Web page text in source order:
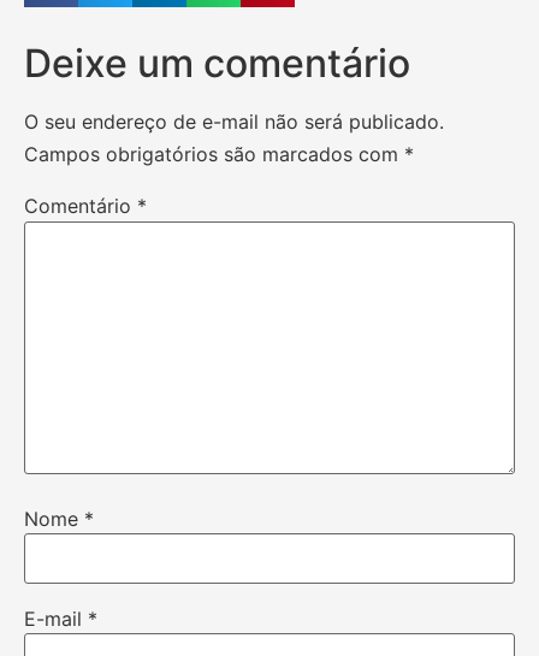
Deixe um comentário
O seu endereço de e-mail não será publicado.
Campos obrigatórios são marcados com *
Comentário *
Nome *
E-mail *